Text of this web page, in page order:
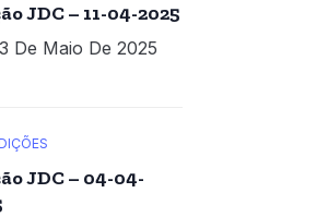
JDC – 11-04-2025
De Maio De 2025
JDC – 04-04-